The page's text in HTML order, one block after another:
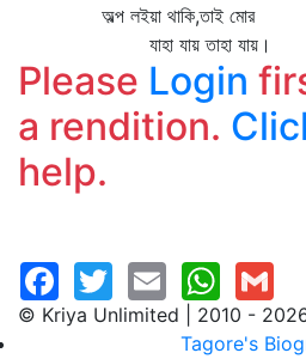
অল্প লইয়া থাকি,তাই মোর
যাহা যায় তাহা যায়।
Please Login
a rendition.
help.
© Kriya Unlimited | 2010 -
Tagore's